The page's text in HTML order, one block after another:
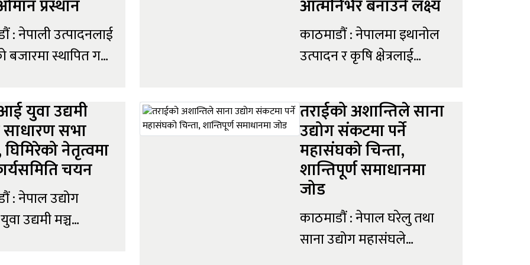
प्रस्थान
: नेपाली उत्पादनलाई
स्थापित गर्ने
उच्चस्तरीय
सोमबार ओमन
छ । पराराष्ट्र
तथा ओमनस्थित
दूतावासको पहलमा
गरिएको यस भ्रमणले
बजारीकरण,
आत्मनिर्भर बनाउने लक्ष्य
काठमाडौं : नेपालमा इथानोल
उत्पादन र कृषि क्षेत्रलाई
कियान केमिकल्स इन्डस्ट्रिज
प्रालिले ठूलो लगानी योजना
अघि बढाएको छ । कम्पनीले
सिमल तरुललाई कच्चा
पदार्थका रूपमा प्रयोग गरी
इथानोल उत्पादन गर्ने
लक्ष्यसहित ११ अर्ब रुपैयाँ
बराबरको प्रत्यक्ष वैदेशिक
युवा उद्यमी
साधारण सभा
घिमिरेको नेतृत्वमा
चयन
: नेपाल उद्योग
उद्यमी मञ्च
तराईको अशान्तिले साना
उद्योग संकटमा पर्ने
महासंघको चिन्ता,
शान्तिपूर्ण समाधानमा
जोड
काठमाडौं : नेपाल घरेलु तथा
साना उद्योग महासंघले